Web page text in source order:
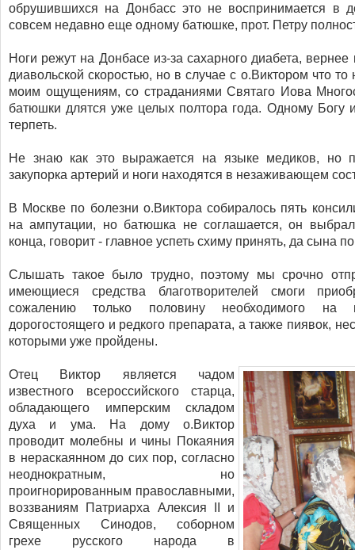
обрушившихся на Донбасс это не воспринимается в
совсем недавно еще одному батюшке, прот. Петру
Ноги режут на Донбасе из-за сахарного диабета,
диавольской скоростью, но в случае с о.Виктором что
моим ощущениям, со страданиями Святаго Иова
батюшки длятся уже целых полтора года. Одному Богу
терпеть.
Не знаю как это выражается на языке медиков, но
закупорка артерий и ноги находятся в незаживающем
В Москве по болезни о.Виктора собиралось пять
на ампутации, но батюшка не соглашается, он
конца, говорит - главное успеть схиму принять, да сына
Слышать такое было трудно, поэтому мы срочно
имеющиеся средства благотворителей смоги
сожалению только половину необходимого на
дорогостоящего и редкого препарата, а также пиявок,
которыми уже пройдены.
Отец Виктор является чадом
известного всероссийского старца,
обладающего имперским складом
духа и ума. На дому о.Виктор
проводит молебны и чины Покаяния
в нераскаянном до сих пор, согласно
неоднократным, но
проигнорированным православными,
воззваниям Патриарха Алексия II и
Священных Синодов, соборном
грехе русского народа в